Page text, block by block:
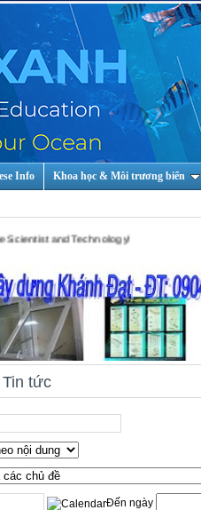
Info Khoa học & Môi trương biển
and Technology!
tức
Đến ngày